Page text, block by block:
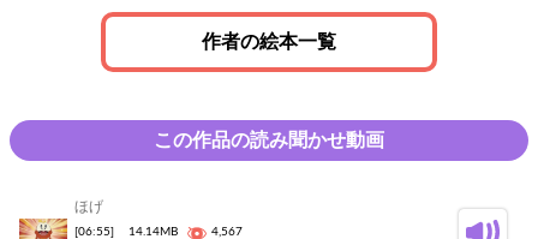
作者の絵本一覧
この作品の読み聞かせ動画
ほげ
[06:55] 14.14MB 4,567